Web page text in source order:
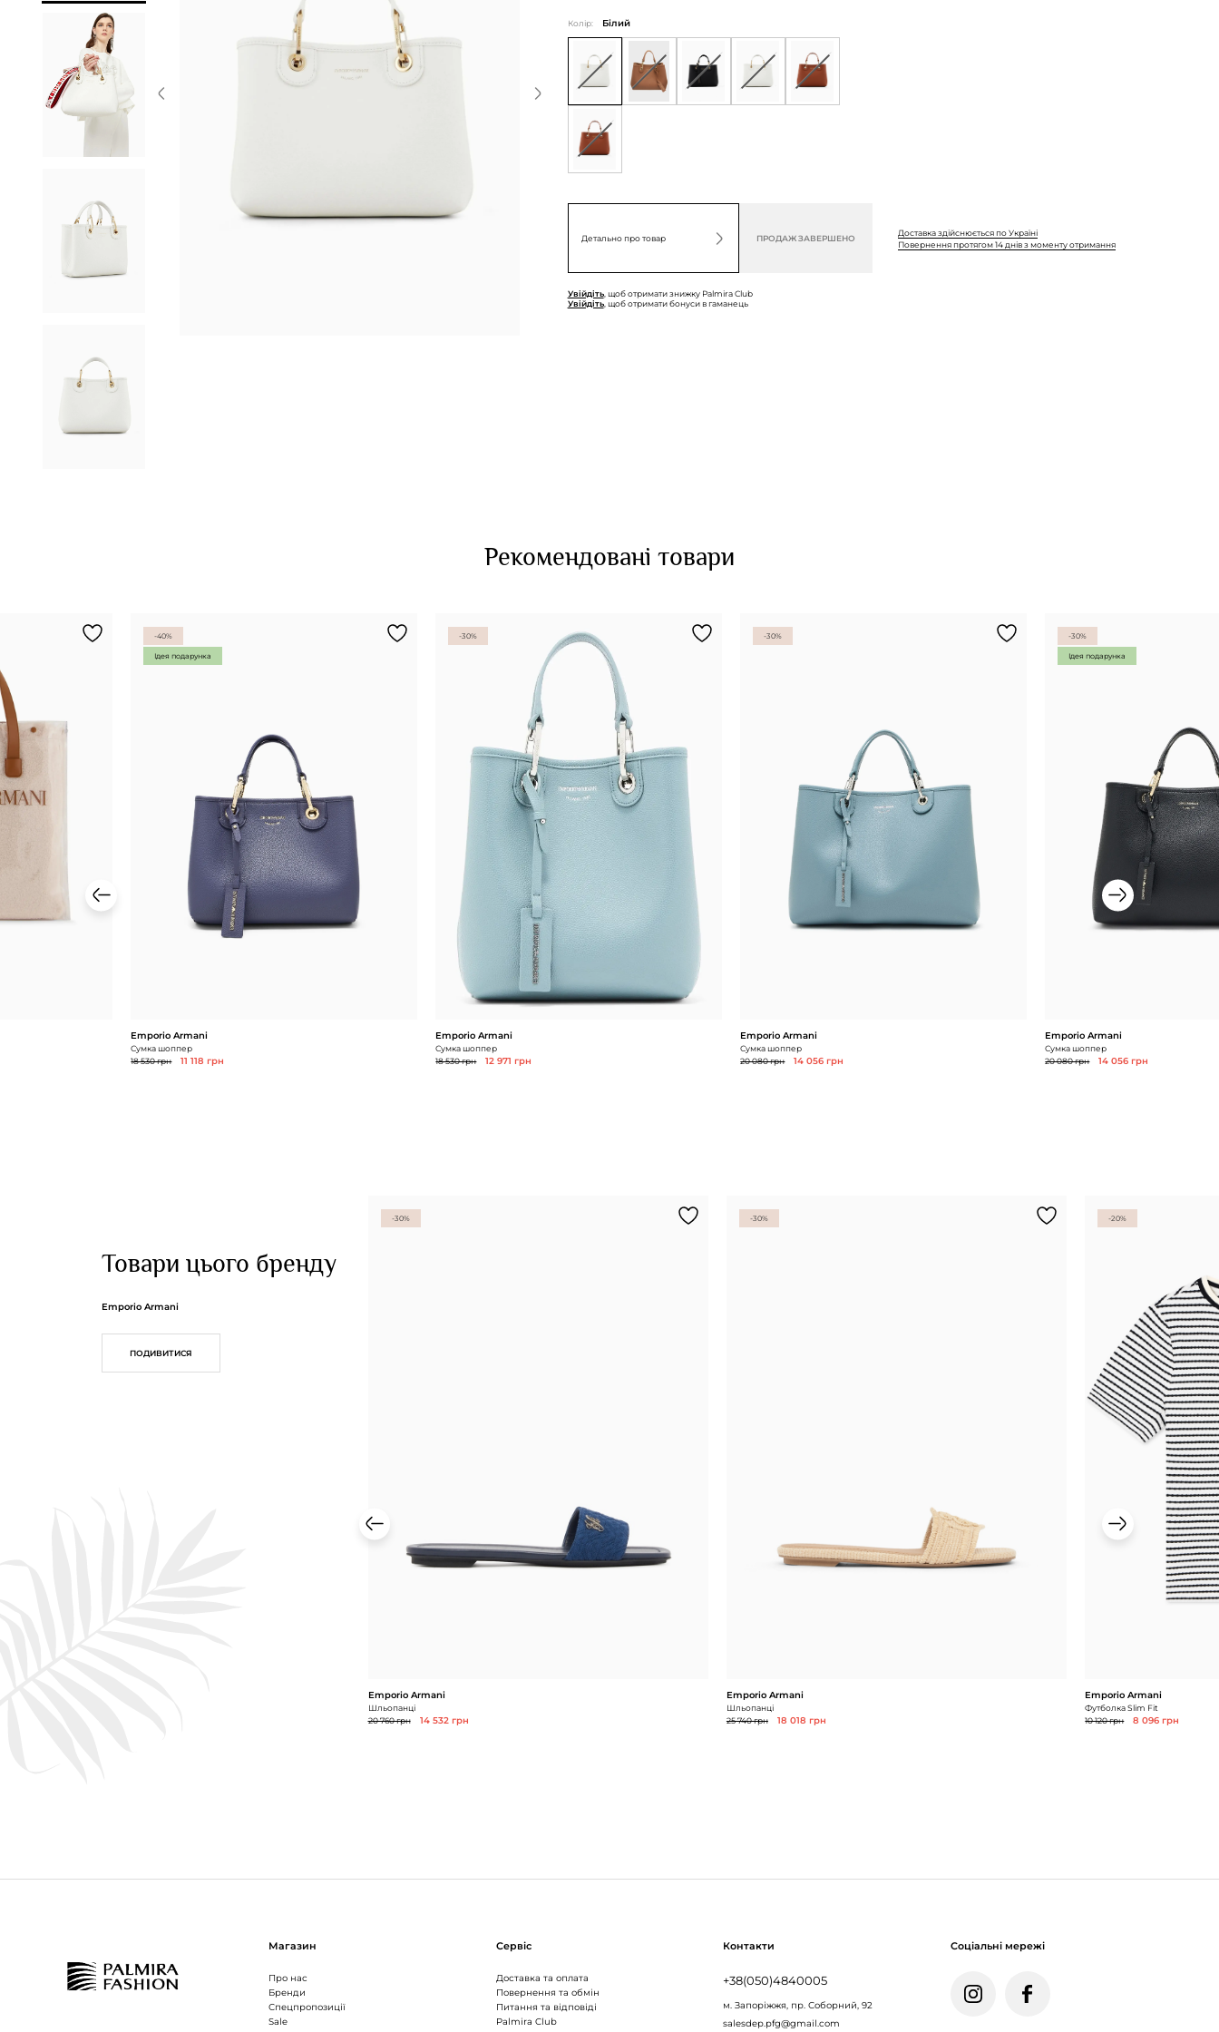
Колір: Білий
Детально про товар ПРОДАЖ ЗАВЕРШЕНО
Доставка здійснюється по Україні
Повернення протягом 14 днів з моменту отримання
Увійдіть, щоб отримати знижку Palmira Club
Увійдіть, щоб отримати бонуси в гаманець
Рекомендовані товари
-40%
Ідея подарунка
Emporio Armani
Сумка шоппер
18 530 грн
11 118 грн
-30%
Emporio Armani
Сумка шоппер
18 530 грн
12 971 грн
-30%
Emporio Armani
Сумка шоппер
20 080 грн
14 056 грн
-30%
Ідея подарунка
Emporio Armani
Сумка шоппер
20 080 грн
14 056 грн
Товари цього бренду
Emporio Armani
ПОДИВИТИСЯ
-30%
Emporio Armani
Шльопанці
20 760 грн
14 532 грн
-30%
Emporio Armani
Шльопанці
25 740 грн
18 018 грн
-20%
Emporio Armani
Футболка Slim Fit
10 120 грн
8 096 грн
Магазин
Про нас
Бренди
Спецпропозиції
Sale
Сервіс
Доставка та оплата
Повернення та обмін
Питання та відповіді
Palmira Club
Контакти
+38(050)4840005
м. Запоріжжя, пр. Соборний, 92
salesdep.pfg@gmail.com
Соціальні мережі